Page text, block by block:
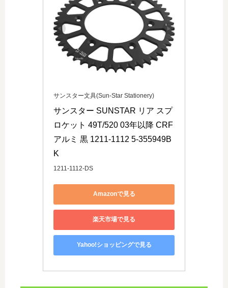
サンスター文具(Sun-Star Stationery)
サンスター SUNSTAR リア スプ
ロケット 49T/520 03年以降 CRF
アルミ 黒 1211-1112 5-355949B
K
1211-1112-DS
Amazonで見る
楽天市場で見る
Yahoo!ショッピングで見る